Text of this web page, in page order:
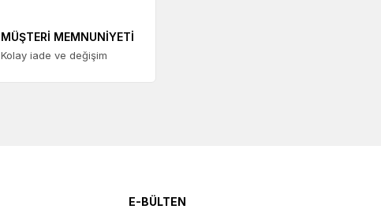
MÜŞTERİ MEMNUNİYETİ
Kolay iade ve değişim
E-BÜLTEN